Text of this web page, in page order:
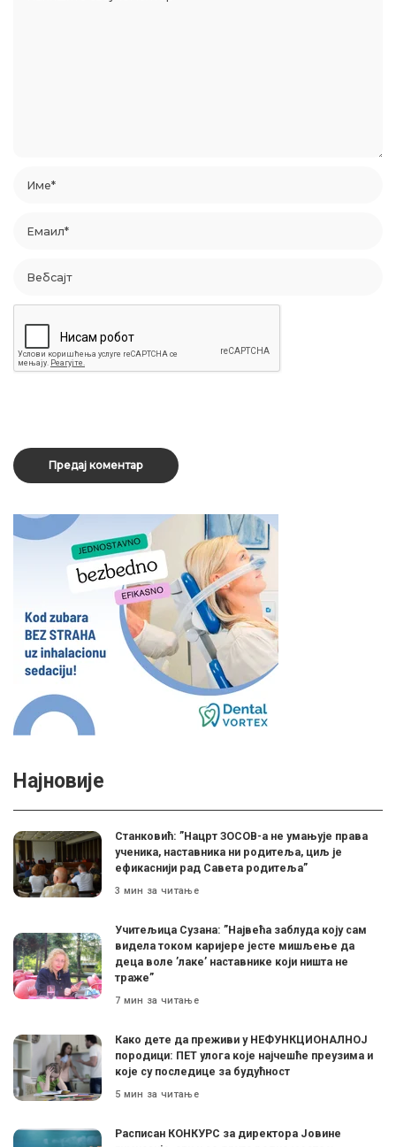
Најновије
Станковић: ”Нацрт ЗОСОВ-а не умањује права
ученика, наставника ни родитеља, циљ је
ефикаснији рад Савета родитеља”
3 мин за читање
Учитељица Сузана: ”Највећа заблуда коју сам
видела током каријере јесте мишљење да
деца воле ’лаке’ наставнике који ништа не
траже”
7 мин за читање
Како дете да преживи у НЕФУНКЦИОНАЛНОЈ
породици: ПЕТ улога које најчешће преузима и
које су последице за будућност
5 мин за читање
Расписан КОНКУРС за директора Јовине